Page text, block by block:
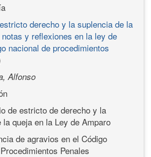
derecho y la suplencia de la
y reflexiones en la ley de
nacional de procedimientos
Alfonso
de estricto de derecho y la
la queja en la Ley de Amparo
de agravios en el Código
Penales